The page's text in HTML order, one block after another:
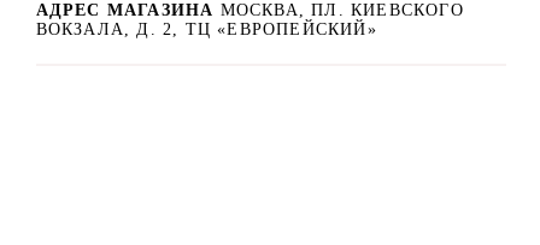
АДРЕС МАГАЗИНА МОСКВА, ПЛ. КИЕВСКОГО
ВОКЗАЛА, Д. 2, ТЦ «ЕВРОПЕЙСКИЙ»